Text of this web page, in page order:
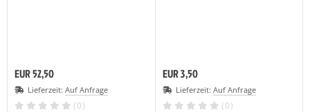
EUR 52,50
Lieferzeit: Auf Anfrage
(0)
EUR 3,50
Lieferzeit: Auf Anfrage
(0)